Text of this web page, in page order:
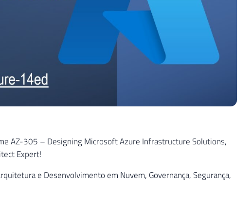
AZ-305 – Designing Microsoft Azure Infrastructure Solutions,
Expert!
e Desenvolvimento em Nuvem, Governança, Segurança,